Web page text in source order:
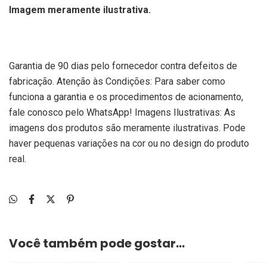
Imagem meramente ilustrativa.
Garantia de 90 dias pelo fornecedor contra defeitos de
fabricação. Atenção às Condições: Para saber como
funciona a garantia e os procedimentos de acionamento,
fale conosco pelo WhatsApp! Imagens Ilustrativas: As
imagens dos produtos são meramente ilustrativas. Pode
haver pequenas variações na cor ou no design do produto
real.
Você também pode gostar...